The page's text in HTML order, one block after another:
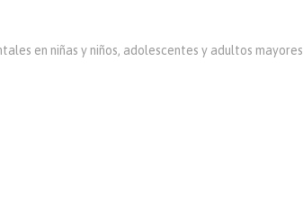
en niñas y niños, adolescentes y adultos mayores.